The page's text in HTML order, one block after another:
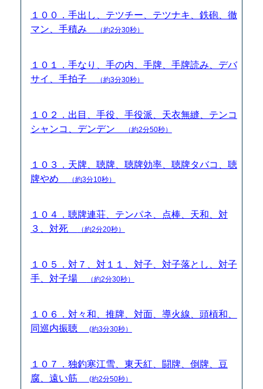
１００．手出し、テツチー、テツナキ、鉄砲、徹
マン、手積み
（約2分30秒）
１０１．手なり、手の内、手牌、手牌読み、デバ
サイ、手拍子
（約3分30秒）
１０２．出目、手役、手役派、天衣無縫、テンコ
シャンコ、デンデン
（約2分50秒）
１０３．天牌、聴牌、聴牌効率、聴牌タバコ、聴
牌やめ
（約3分10秒）
１０４．聴牌連荘、テンパネ、点棒、天和、対
３、対死
（約2分20秒）
１０５．対７、対１１、対子、対子落とし、対子
手、対子場
（約2分30秒）
１０６．対々和、推牌、対面、導火線、頭槓和、
同巡内振聴
(約3分30秒）
１０７．独釣寒江雪、東天紅、闘牌、倒牌、豆
腐、遠い筋
(約2分50秒）